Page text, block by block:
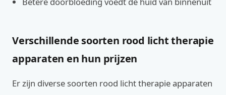
Verschillende soorten rood licht therapie
apparaten en hun prijzen
Er zijn diverse soorten rood licht therapie apparaten